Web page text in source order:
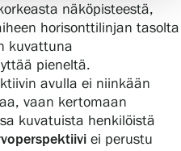
näköpisteestä,
horisonttilinjan tasolta
kuvattuna
pieneltä.
avulla ei niinkään
vaan kertomaan
kuvatuista henkilöistä
ei perustu